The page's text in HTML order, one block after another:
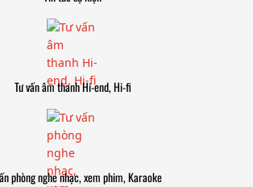
Tư vấn âm thanh Hi-end, Hi-fi
phòng nghe nhạc, xem phim, Karaoke